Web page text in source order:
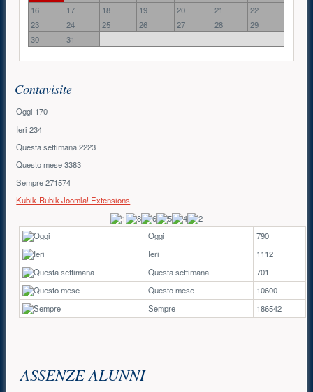
16
17 18 19 20 21
22
23
24 25 26 27 28
29
30
31
Contavisite
Oggi 170
Ieri234
Questa settimana2223
Questo mese3383
Sempre271574
Kubik-Rubik Joomla! Extensions
Oggi
790
Ieri
1112
Questa settimana
701
Questo mese
10600
Sempre
186542
ASSENZE ALUNNI